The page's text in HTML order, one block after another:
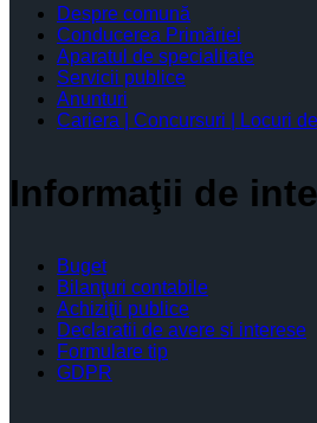
Despre comună
Conducerea Primăriei
Aparatul de specialitate
Servicii publice
Anunturi
Cariera | Concursuri | Locuri
Informaţii de
Buget
Bilanţuri contabile
Achiziţii publice
Declaratii de avere si interese
Formulare tip
GDPR